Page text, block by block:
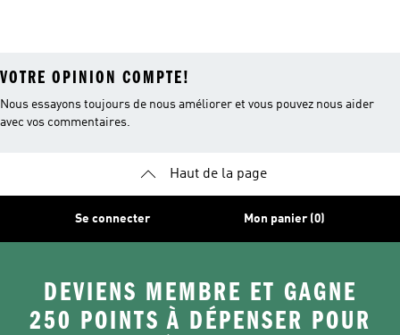
VOTRE OPINION COMPTE!
Nous essayons toujours de nous améliorer et vous pouvez nous aider
avec vos commentaires.
Haut de la page
Se connecter Mon panier (0)
DEVIENS MEMBRE ET GAGNE
250 POINTS À DÉPENSER POUR